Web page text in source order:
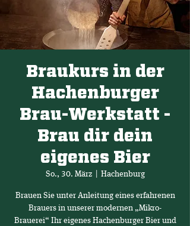
Braukurs in der
Hachenburger
Brau-Werkstatt -
Brau dir dein
eigenes Bier
So., 30. März
  |
Hachenburg
Brauen Sie unter Anleitung eines erfahrenen
Brauers in unserer modernen „Mikro-
Brauerei“ Ihr eigenes Hachenburger Bier und